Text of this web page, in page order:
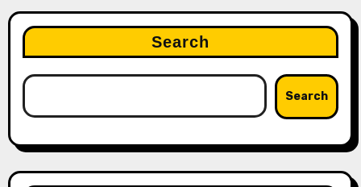
Search
Search